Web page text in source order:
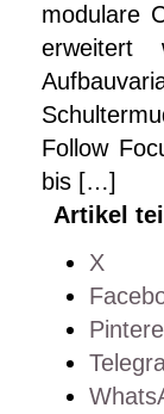
modulare
Follow
bis […]
Artikel
X